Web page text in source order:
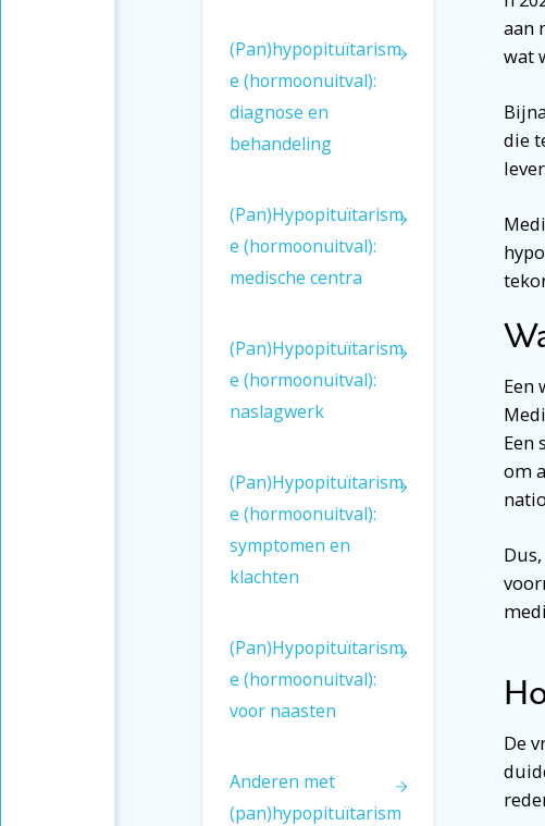
aan
wat
die
Een
Een
om
De
(Pan)hypopituïtarism
e (hormoonuitval):
diagnose en
behandeling
(Pan)Hypopituïtarism
e (hormoonuitval):
medische centra
(Pan)Hypopituïtarism
e (hormoonuitval):
naslagwerk
(Pan)Hypopituïtarism
e (hormoonuitval):
symptomen en
klachten
(Pan)Hypopituïtarism
e (hormoonuitval):
voor naasten
Anderen met
(pan)hypopituïtarism
Worden patiënten
hiertegen beschermd?
Wat zegt de WHO?
Grenzen?
Wat doet het EMA?
Grootse plannen
Bronnen
Agentschap (EMA)